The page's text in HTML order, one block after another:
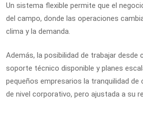
Un sistema flexible permite que el
del campo, donde las operaciones
clima y la demanda.
Además, la posibilidad de trabajar desde
soporte técnico disponible y planes
pequeños empresarios la tranquilidad
de nivel corporativo, pero ajustada a su